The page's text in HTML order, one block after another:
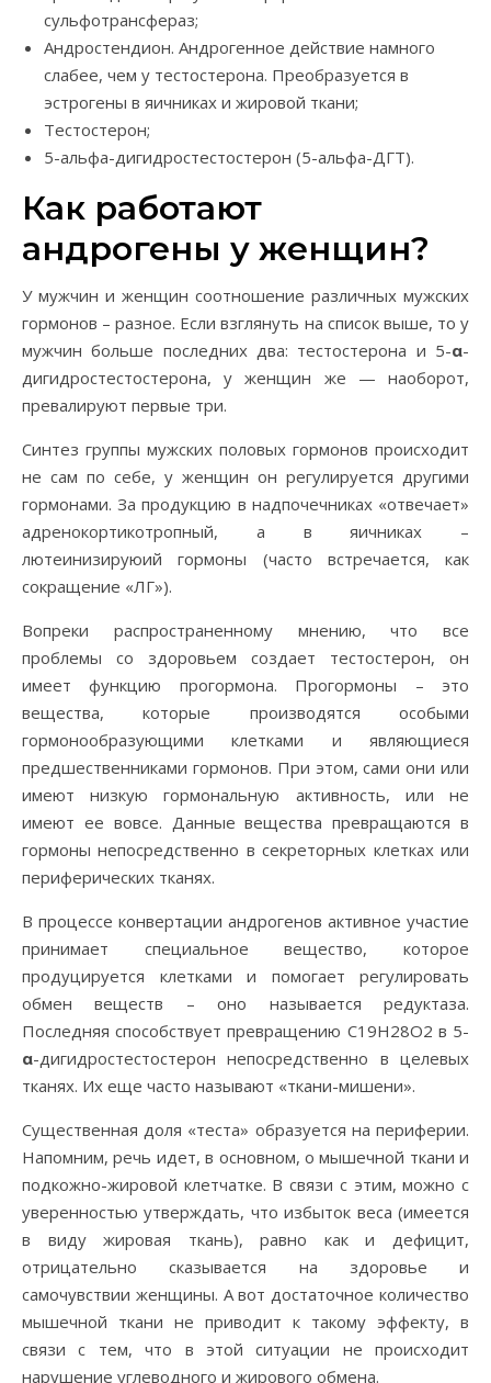
сульфотрансфераз;
Андростендион. Андрогенное действие намного
слабее, чем у тестостерона. Преобразуется в
эстрогены в яичниках и жировой ткани;
Тестостерон;
5-альфа-дигидростестостерон (5-альфа-ДГТ).
Как работают
андрогены у женщин?
У мужчин и женщин соотношение различных мужских
гормонов – разное. Если взглянуть на список выше, то у
мужчин больше последних два: тестостерона и 5-α-
дигидростестостерона, у женщин же — наоборот,
превалируют первые три.
Синтез группы мужских половых гормонов происходит
не сам по себе, у женщин он регулируется другими
гормонами. За продукцию в надпочечниках «отвечает»
адренокортикотропный, а в яичниках –
лютеинизируюий гормоны (часто встречается, как
сокращение «ЛГ»).
Вопреки распространенному мнению, что все
проблемы со здоровьем создает тестостерон, он
имеет функцию прогормона. Прогормоны – это
вещества, которые производятся особыми
гормонообразующими клетками и являющиеся
предшественниками гормонов. При этом, сами они или
имеют низкую гормональную активность, или не
имеют ее вовсе. Данные вещества превращаются в
гормоны непосредственно в секреторных клетках или
периферических тканях.
В процессе конвертации андрогенов активное участие
принимает специальное вещество, которое
продуцируется клетками и помогает регулировать
обмен веществ – оно называется редуктаза.
Последняя способствует превращению C19H28O2 в 5-
α-дигидростестостерон непосредственно в целевых
тканях. Их еще часто называют «ткани-мишени».
Существенная доля «теста» образуется на периферии.
Напомним, речь идет, в основном, о мышечной ткани и
подкожно-жировой клетчатке. В связи с этим, можно с
уверенностью утверждать, что избыток веса (имеется
в виду жировая ткань), равно как и дефицит,
отрицательно сказывается на здоровье и
самочувствии женщины. А вот достаточное количество
мышечной ткани не приводит к такому эффекту, в
связи с тем, что в этой ситуации не происходит
нарушение углеводного и жирового обмена.